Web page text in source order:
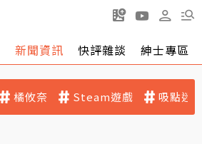
新聞資訊 快評雜談 紳士專區
橘攸奈 Steam遊戲 吸點迷